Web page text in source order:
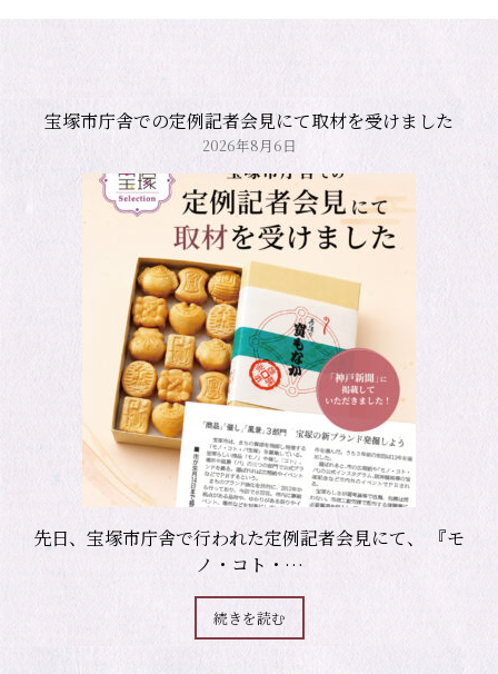
宝塚市庁舎での定例記者会見にて取材を受けました
2026年8月6日
先日、宝塚市庁舎で行われた定例記者会見にて、 『モ
ノ・コト・…
続きを読む